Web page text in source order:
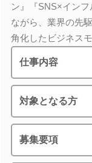
ン』『SNS×イン
ながら、業界の先
角化したビジネス
仕事内容
対象となる方
募集要項